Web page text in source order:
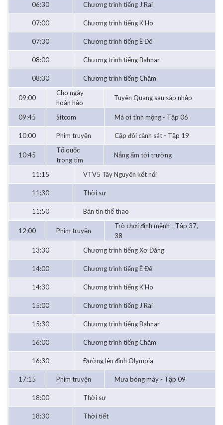
06:30 Chương trình tiếng J’Rai
07:00 Chương trình tiếng K’Ho
07:30 Chương trình tiếng Ê Đê
08:00 Chương trình tiếng Bahnar
08:30 Chương trình tiếng Chăm
09:00
Cho ngày
hoàn hảo
Tuyên Quang sau sáp nhập
09:45 Sitcom Má ơi tỉnh mộng - Tập 06
10:00 Phim truyện Cặp đôi cảnh sát - Tập 19
10:45
Tổ quốc
trong tim
Nắng ấm tới trường
11:15 VTV5 Tây Nguyên kết nối
11:30 Thời sự
11:50 Bản tin thể thao
12:00 Phim truyện
Trò chơi định mệnh - Tập 37,
38
13:30
Chương trình tiếng Xơ Đăng
14:00 Chương trình tiếng Ê Đê
14:30 Chương trình tiếng K’Ho
15:00 Chương trình tiếng J’Rai
15:30 Chương trình tiếng Bahnar
16:00 Chương trình tiếng Chăm
16:30 Đường lên đỉnh Olympia
17:15 Phim truyện Mưa bóng mây - Tập 09
18:00 Thời sự
18:30 Thời tiết